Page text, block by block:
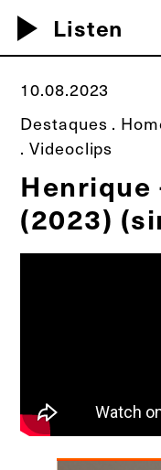
play_arrow Listen
10.08.2023
Destaques .
.Videoclips
Henrique
(2023)